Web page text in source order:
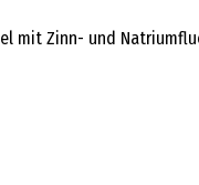
mit Zinn- und